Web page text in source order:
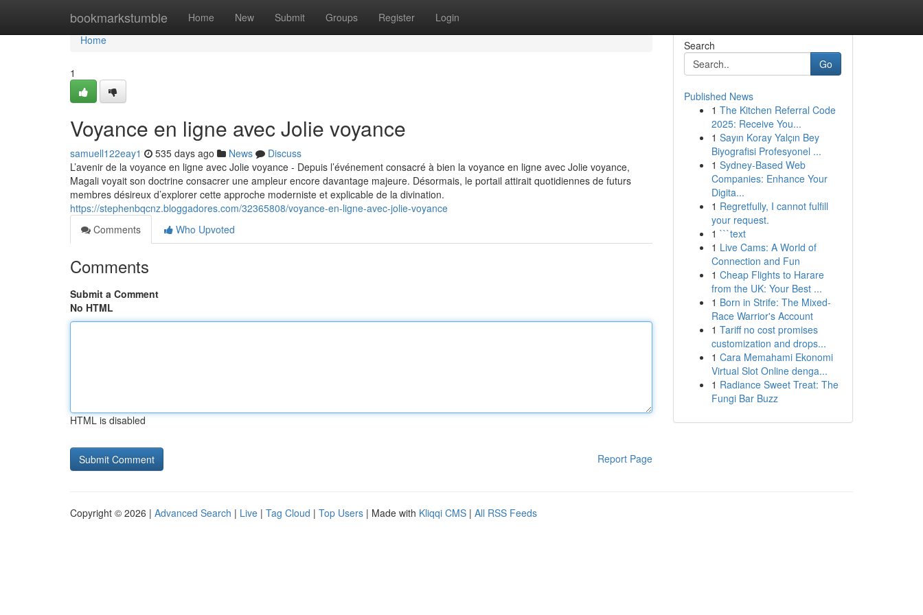
bookmarkstumble Home New Submit Groups Register Login
Home
Home
1
Voyance en ligne avec Jolie voyance
samuell122eay1 535 days ago News
Discuss
L’avenir de la voyance en ligne avec Jolie voyance - Depuis l’événement consacré à bien la voyance en ligne avec Jolie voyance,
Magali voyait son doctrine consacrer une ampleur encore davantage majeure. Désormais, le portail attirait quotidiennes de futurs
membres désireux d’explorer cette approche moderniste et explicable de la divination.
https://stephenbqcnz.bloggadores.com/32365808/voyance-en-ligne-avec-jolie-voyance
Comments
Who Upvoted
Comments
Submit a Comment
No HTML
HTML is disabled
Report Page
Search
Go
Published News
1 The Kitchen Referral Code
2025: Receive You...
1 Sayın Koray Yalçın Bey
Biyografisi Profesyonel ...
1 Sydney-Based Web
Companies: Enhance Your
Digita...
1 Regretfully, I cannot fulfill
your request.
1 ```text
1 Live Cams: A World of
Connection and Fun
1 Cheap Flights to Harare
from the UK: Your Best ...
1 Born in Strife: The Mixed-
Race Warrior's Account
1 Tariff no cost promises
customization and drops...
1 Cara Memahami Ekonomi
Virtual Slot Online denga...
1 Radiance Sweet Treat: The
Fungi Bar Buzz
Copyright © 2026 | Advanced Search | Live | Tag Cloud | Top Users | Made with Kliqqi CMS | All RSS Feeds